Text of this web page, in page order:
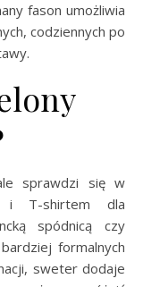
fason umożliwia
codziennych po
sprawdzi się w
i T-shirtem dla
spódnicą czy
formalnych
sweter dodaje